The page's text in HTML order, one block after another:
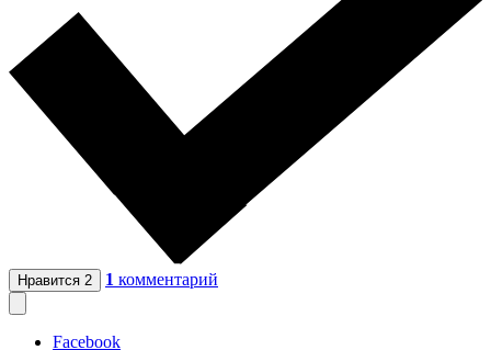
Нравится 2 1 комментарий
Facebook